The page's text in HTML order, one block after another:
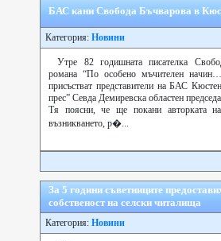
БАС кани Свобода Бъчварова в
Категория: Новини
Утре 82 годишната писателка
романа “По особено мъчителен
присъстват представители на БАС
прес” Севда Демиревска областен
Тя поясни, че ще покани авторката
възникването, р�...
За 5 години съветниците
собственост на селски читалища
Категория: Новини